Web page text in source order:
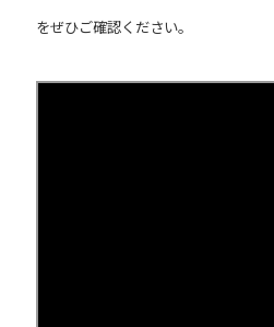
をぜひご確認ください。